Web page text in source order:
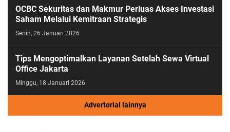
OCBC Sekuritas dan Makmur Perluas Akses Investasi
Saham Melalui Kemitraan Strategis
Senin, 26 Januari 2026
Tips Mengoptimalkan Layanan Setelah Sewa Virtual
Office Jakarta
Minggu, 18 Januari 2026
Advertorial lainnya